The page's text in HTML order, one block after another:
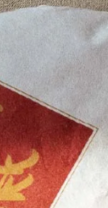
荒地茶拚配，
配。
糯山、巴達山
山裡茶。拚配
配分析》